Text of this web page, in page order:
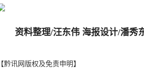
资料整理/汪东伟 海报设计/潘秀
【黔讯网版权及免责申明】